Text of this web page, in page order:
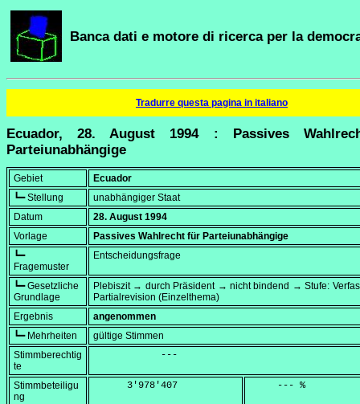
Banca dati e motore di ricerca per la
Tradurre questa pagina in italiano
Ecuador, 28. August 1994 : Passives
Parteiunabhängige
Gebiet
Ecuador
┗━ Stellung
unabhängiger Staat
Datum
28. August 1994
Vorlage
Passives Wahlrecht für Parteiunabhängige
┗━
Fragemuster
Entscheidungsfrage
┗━ Gesetzliche
Grundlage
Plebiszit → durch Präsident → nicht bindend → Stufe:
Partialrevision (Einzelthema)
Ergebnis
angenommen
┗━ Mehrheiten
gültige Stimmen
Stimmberechtig
te
            ---
Stimmbeteiligu
ng
      3'978'407
     --- %